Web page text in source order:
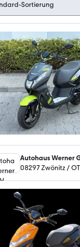
Autohaus Werner
08297 Zwönitz /